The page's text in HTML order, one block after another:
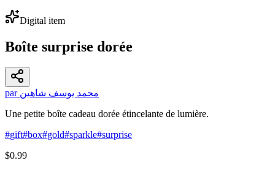
Digital item
Boîte surprise dorée
par محمد يوسف شاهين
Une petite boîte cadeau dorée étincelante de lumière.
#gift#box#gold#sparkle#surprise
$0.99